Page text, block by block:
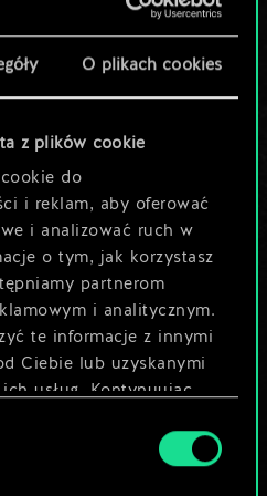
O plikach cookies
z plików cookie
do
i reklam, aby oferować
i analizować ruch w
o tym, jak korzystasz
partnerom
i analitycznym.
te informacje z innymi
Ciebie lub uzyskanymi
usług. Kontynuując
jej
swoją strategię
talię
LUB